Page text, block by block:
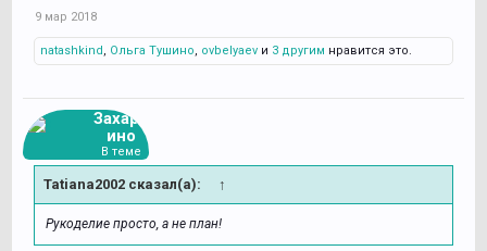
9 мар 2018
natashkind, Ольга Тушино, ovbelyaev и 3 другим нравится это.
Захарь
ино
В теме
Tatiana2002 сказал(а): ↑
Рукоделие просто, а не план!